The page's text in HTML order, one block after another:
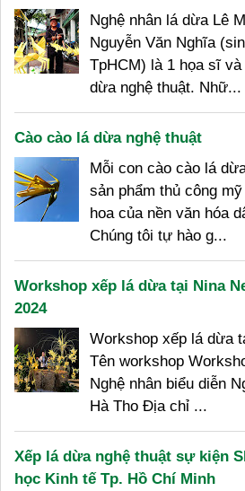
Nghệ nhân lá dừa Lê
Nguyễn Văn Nghĩa
TpHCM) là 1 họa sĩ
dừa nghệ thuật. Nhữ...
Cào cào lá dừa nghệ thuật
Mỗi con cào cào lá
sản phẩm thủ công
hoa của nền văn hóa
Chúng tôi tự hào g...
Workshop xếp lá dừa tại Nina
2024
Workshop xếp lá dừa
Tên workshop
Nghệ nhân biểu diễn
Hà Tho Địa chỉ ...
Xếp lá dừa nghệ thuật sự kiện
học Kinh tế Tp. Hồ Chí Minh